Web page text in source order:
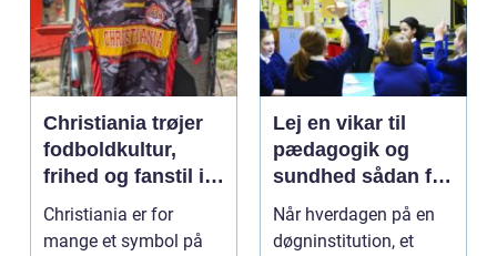
Christiania trøjer
fodboldkultur,
frihed og fanstil i
ét
Christiania er for
mange et symbol på
Lej en vikar til
pædagogik og
sundhed sådan får
du den rette hjælp
Når hverdagen på en
døgninstitution, et